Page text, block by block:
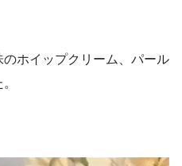
ホイップクリーム、パール